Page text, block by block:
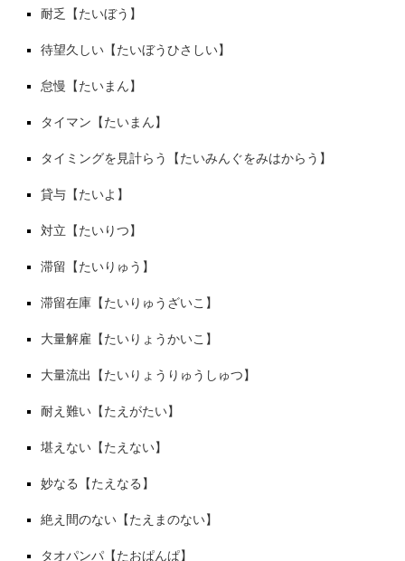
耐乏【たいぼう】
待望久しい【たいぼうひさしい】
怠慢【たいまん】
タイマン【たいまん】
タイミングを見計らう【たいみんぐをみはからう】
貸与【たいよ】
対立【たいりつ】
滞留【たいりゅう】
滞留在庫【たいりゅうざいこ】
大量解雇【たいりょうかいこ】
大量流出【たいりょうりゅうしゅつ】
耐え難い【たえがたい】
堪えない【たえない】
妙なる【たえなる】
絶え間のない【たえまのない】
タオパンパ【たおぱんぱ】